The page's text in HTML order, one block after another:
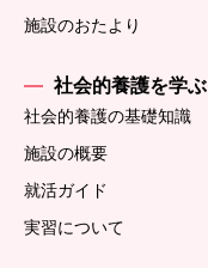
施設のおたより
社会的養護を学ぶ
社会的養護の基礎知識
施設の概要
就活ガイド
実習について